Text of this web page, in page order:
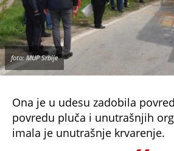
foto: MUP Srbije
Ona je u udesu zadobila
povredu pluča i unutrašnjih
imala je unutrašnje krvarenje.